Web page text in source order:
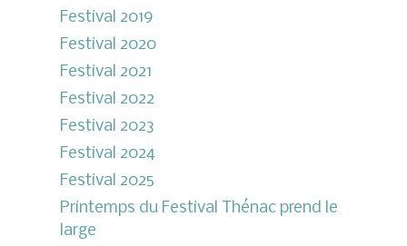
Festival 2019
Festival 2020
Festival 2021
Festival 2022
Festival 2023
Festival 2024
Festival 2025
Printemps du Festival Thénac prend le
large